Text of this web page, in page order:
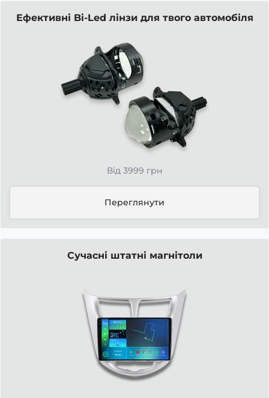
Ефективні Bi-Led лінзи для твого автомобіля
Від 3999 грн
Переглянути
Сучасні штатні магнітоли